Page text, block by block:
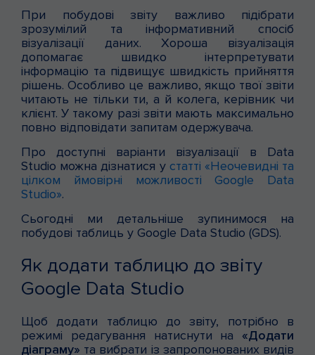
При побудові звіту важливо підібрати
зрозумілий та інформативний спосіб
візуалізації даних. Хороша візуалізація
допомагає швидко інтерпретувати
інформацію та підвищує швидкість прийняття
рішень. Особливо це важливо, якщо твої звіти
читають не тільки ти, а й колега, керівник чи
клієнт. У такому разі звіти мають максимально
повно відповідати запитам одержувача.
Про доступні варіанти візуалізації в Data
Studio можна дізнатися у статті «Неочевидні та
цілком ймовірні можливості Google Data
Studio».
Сьогодні ми детальніше зупинимося на
побудові таблиць у Google Data Studio (GDS).
Як додати таблицю до звіту
Google Data Studio
Щоб додати таблицю до звіту, потрібно в
режимі редагування натиснути на «Додати
діаграму» та вибрати із запропонованих видів